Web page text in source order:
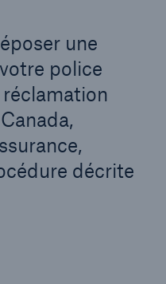
une
police
réclamation
décrite
of Canada